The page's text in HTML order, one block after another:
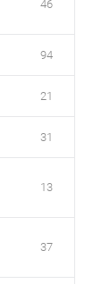
46
94
21
31
13
37